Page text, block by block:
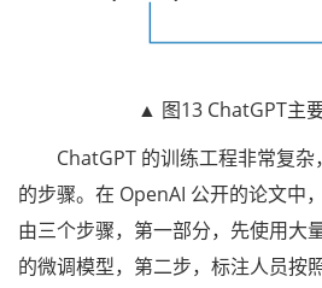
▲ 图13 ChatGPT主
ChatGPT 的训练工程非常复杂
的步骤。在 OpenAI 公开的论文中
由三个步骤，第一部分，先使用大
的微调模型，第二步，标注人员按